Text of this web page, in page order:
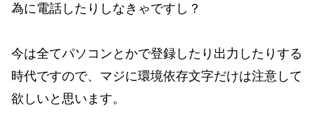
為に電話したりしなきゃですし？
今は全てパソコンとかで登録したり出力したりする
時代ですので、マジに環境依存文字だけは注意して
欲しいと思います。